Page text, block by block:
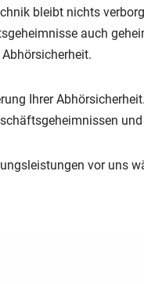
bleibt nichts
auch
Ihrer
vor uns